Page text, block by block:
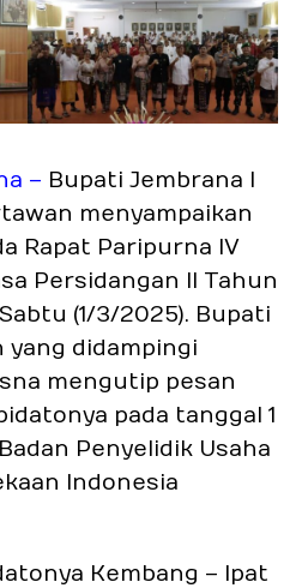
– Bupati Jembrana I
menyampaikan
Rapat Paripurna IV
Persidangan II Tahun
(1/3/2025). Bupati
yang didampingi
mengutip pesan
pada tanggal 1
Penyelidik Usaha
Indonesia
Kembang – Ipat